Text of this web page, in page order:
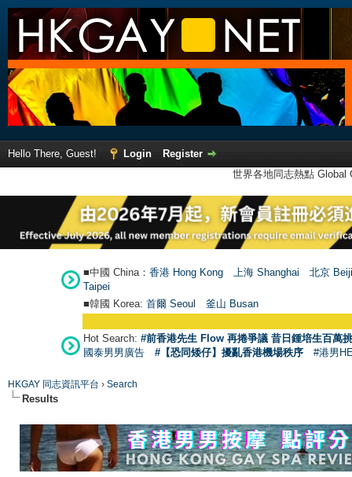
Hello There, Guest! Login
Register
世界各地同志熱點
■中國 China： 香港 Hong Kong 上海 Shanghai
北京
Taipei
■韓國 Korea: 首爾 Seoul 釜山 Busan
Hot Search: #前香港先生 Flow 再捲爭議 昔日鍾培生百萬
國泰男男廣告
#【恐同矮仔】擾亂香港機場秩序 #港男
HKGAY 同志資訊平台 › Search
Results